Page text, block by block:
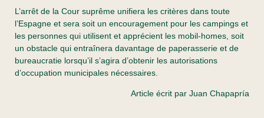
L’arrêt de la Cour suprême unifiera les critères dans toute
l’Espagne et sera soit un encouragement pour les campings et
les personnes qui utilisent et apprécient les mobil-homes, soit
un obstacle qui entraînera davantage de paperasserie et de
bureaucratie lorsqu’il s’agira d’obtenir les autorisations
d’occupation municipales nécessaires.
Article écrit par Juan Chapapría